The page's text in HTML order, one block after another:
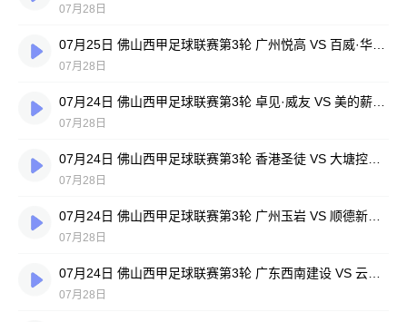
07月28日
07月28日
07月28日
07月28日
07月28日
07月28日